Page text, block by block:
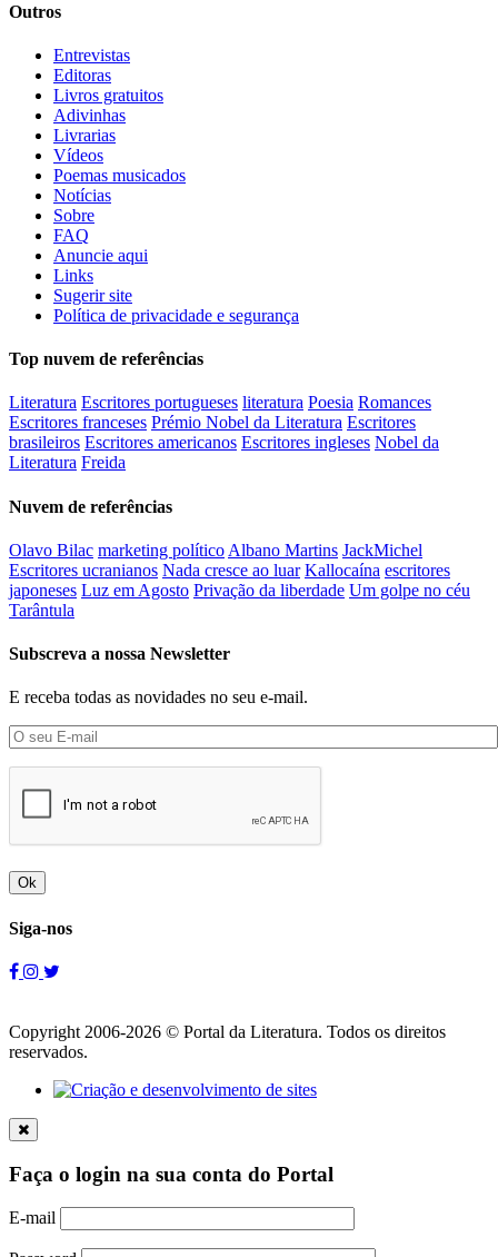
Outros
Entrevistas
Editoras
Livros gratuitos
Adivinhas
Livrarias
Vídeos
Poemas musicados
Notícias
Sobre
FAQ
Anuncie aqui
Links
Sugerir site
Política de privacidade e segurança
Top nuvem de referências
Literatura Escritores portugueses literatura Poesia Romances
Escritores franceses Prémio Nobel da Literatura Escritores
brasileiros Escritores americanos Escritores ingleses Nobel da
Literatura Freida
Nuvem de referências
Olavo Bilac marketing político Albano Martins JackMichel
Escritores ucranianos Nada cresce ao luar Kallocaína escritores
japoneses Luz em Agosto Privação da liberdade Um golpe no céu
Tarântula
Subscreva a nossa Newsletter
E receba todas as novidades no seu e-mail.
Ok
Siga-nos
Copyright 2006-2026 © Portal da Literatura. Todos os direitos
reservados.
Faça o login na sua conta do Portal
E-mail